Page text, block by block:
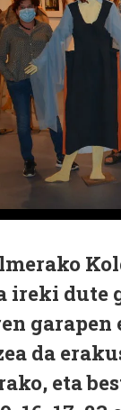
ireki dute
garapen
da
eta